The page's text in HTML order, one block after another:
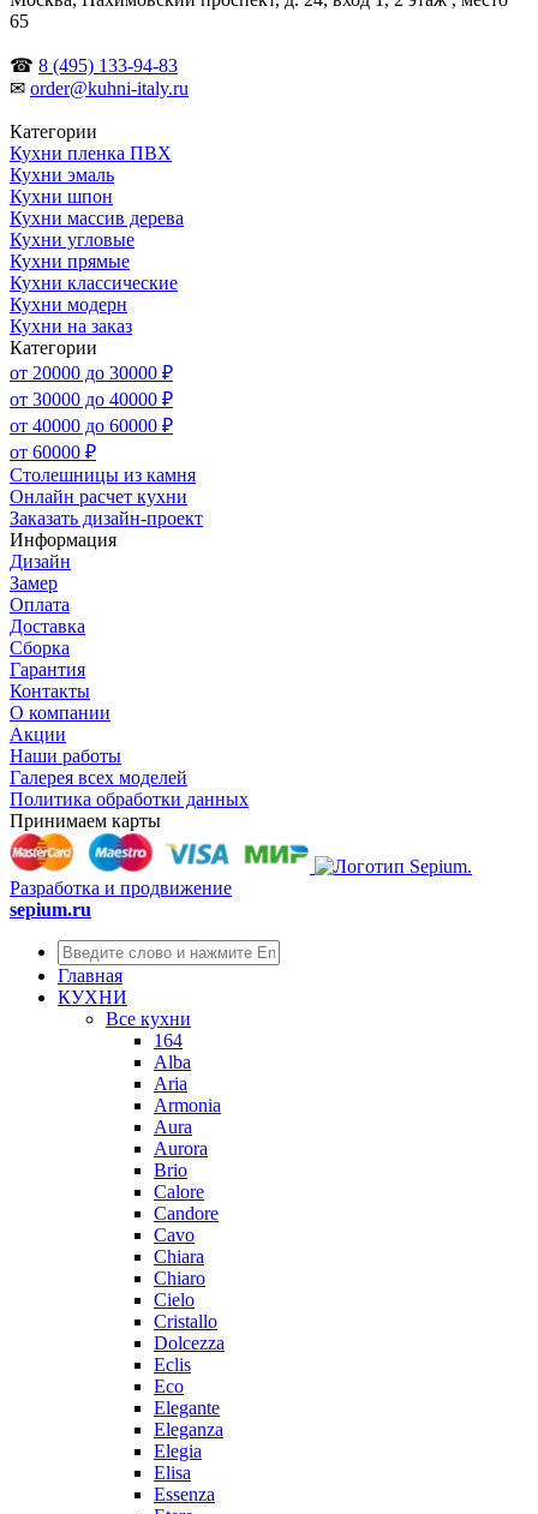
65
☎ 8 (495) 133-94-83
✉ order@kuhni-italy.ru
Категории
Кухни пленка ПВХ
Кухни эмаль
Кухни шпон
Кухни массив дерева
Кухни угловые
Кухни прямые
Кухни классические
Кухни модерн
Кухни на заказ
Категории
от 20000 до 30000 ₽
от 30000 до 40000 ₽
от 40000 до 60000 ₽
от 60000 ₽
Столешницы из камня
Онлайн расчет кухни
Заказать дизайн-проект
Информация
Дизайн
Замер
Оплата
Доставка
Сборка
Гарантия
Контакты
О компании
Акции
Наши работы
Галерея всех моделей
Политика обработки данных
Принимаем карты
Разработка и продвижение
sepium.ru
Главная
КУХНИ
Все кухни
164
Alba
Aria
Armonia
Aura
Aurora
Brio
Calore
Candore
Cavo
Chiara
Chiaro
Cielo
Cristallo
Dolcezza
Eclis
Eco
Elegante
Eleganza
Elegia
Elisa
Essenza